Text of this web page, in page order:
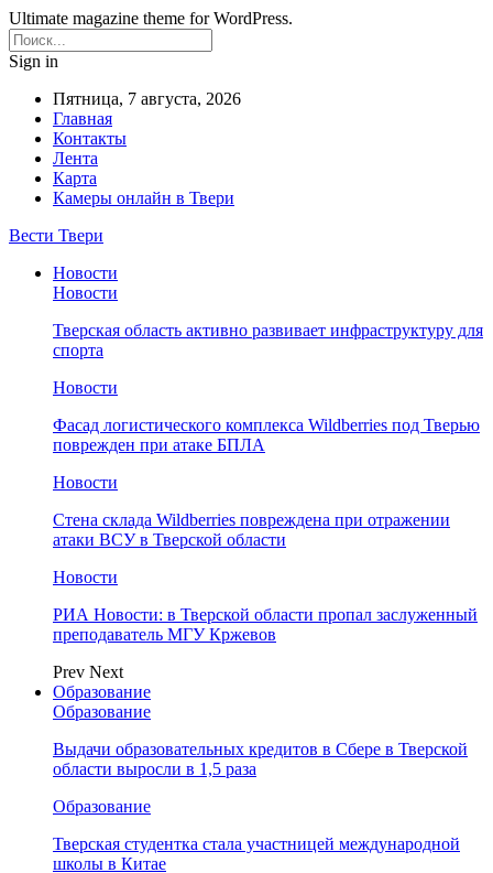
Ultimate magazine theme for WordPress.
Sign in
Пятница, 7 августа, 2026
Главная
Контакты
Лента
Карта
Камеры онлайн в Твери
Вести Твери
Новости
Новости
Тверская область активно развивает инфраструктуру для
спорта
Новости
Фасад логистического комплекса Wildberries под Тверью
поврежден при атаке БПЛА
Новости
Стена склада Wildberries повреждена при отражении
атаки ВСУ в Тверской области
Новости
РИА Новости: в Тверской области пропал заслуженный
преподаватель МГУ Кржевов
Prev Next
Образование
Образование
Выдачи образовательных кредитов в Сбере в Тверской
области выросли в 1,5 раза
Образование
Тверская студентка стала участницей международной
школы в Китае